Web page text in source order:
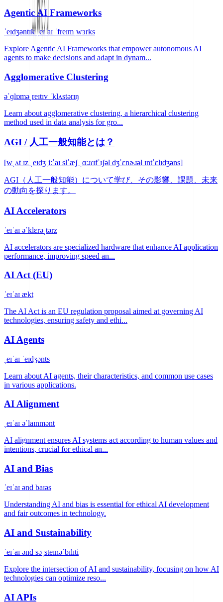
Agentic AI Frameworks
ˈeɪdʒəntɪk ˌeɪˈaɪ ˈfreɪmˌwɜrks
Explore Agentic AI Frameworks that empower autonomous AI
agents to make decisions and adapt in dynam...
Agglomerative Clustering
əˈɡlɒməˌreɪtɪv ˈklʌstərɪŋ
Learn about agglomerative clustering, a hierarchical clustering
method used in data analysis for gro...
AGI / 人工一般知能とは？
[wˌʌt ɪz ˌeɪdʒˌiːˈaɪ slˈæʃ ˌɑːɹɾɪfˈɪʃəl dʒˈɛnɚɹəl ɪntˈɛlɪdʒəns]
AGI（人工一般知能）について学び、その影響、課題、未来
の動向を探ります。
AI Accelerators
ˈeɪˈaɪ əˈklɛrəˌtərz
AI accelerators are specialized hardware that enhance AI application
performance, improving speed an...
AI Act (EU)
ˈeɪˈaɪ ækt
The AI Act is an EU regulation proposal aimed at governing AI
technologies, ensuring safety and ethi...
AI Agents
ˌeɪˈaɪ ˈeɪdʒənts
Learn about AI agents, their characteristics, and common use cases
in various applications.
AI Alignment
ˌeɪˈaɪ əˈlaɪnmənt
AI alignment ensures AI systems act according to human values and
intentions, crucial for ethical an...
AI and Bias
ˈeɪˈaɪ ənd baɪəs
Understanding AI and bias is essential for ethical AI development
and fair outcomes in technology.
AI and Sustainability
ˈeɪˈaɪ ənd səˌsteɪnəˈbɪlɪti
Explore the intersection of AI and sustainability, focusing on how AI
technologies can optimize reso...
AI APIs